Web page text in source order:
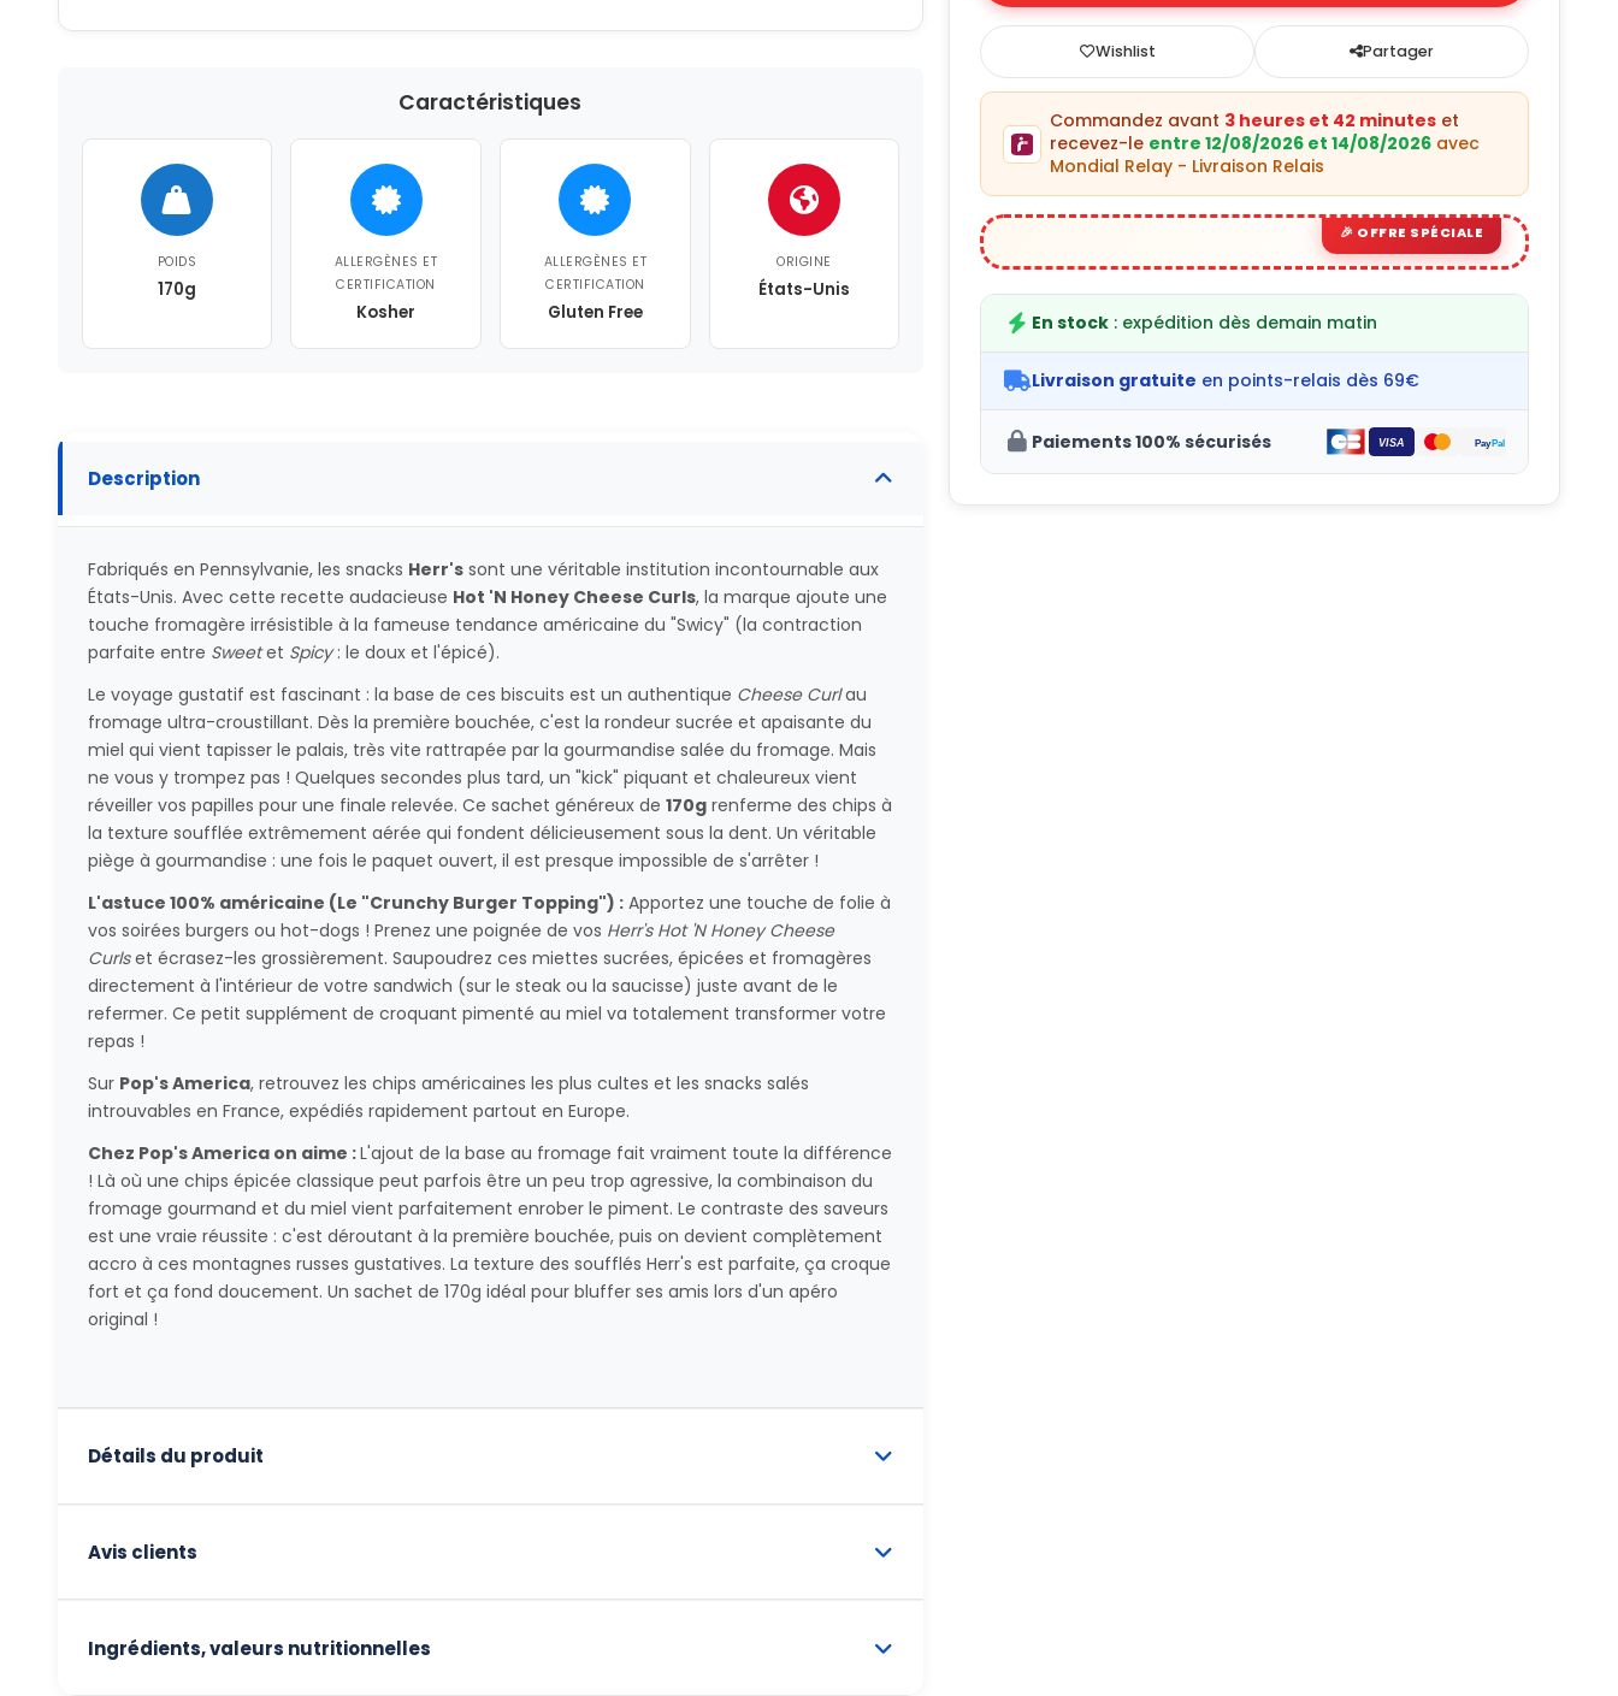
Caractéristiques
POIDS
170g
ALLERGÈNES ET
CERTIFICATION
Kosher
ALLERGÈNES ET
CERTIFICATION
Gluten Free
ORIGINE
États-Unis
Description
Fabriqués en Pennsylvanie, les snacks Herr'ssont une véritable institution incontournable aux
États-Unis. Avec cette recette audacieuse Hot 'N Honey Cheese Curls, la marque ajoute une
touche fromagère irrésistible à la fameuse tendance américaine du "Swicy" (la contraction
parfaite entre Sweetet Spicy: le doux et l'épicé).
Le voyage gustatif est fascinant : la base de ces biscuits est un authentique Cheese Curlau
fromage ultra-croustillant. Dès la première bouchée, c'est la rondeur sucrée et apaisante du
miel qui vient tapisser le palais, très vite rattrapée par la gourmandise salée du fromage. Mais
ne vous y trompez pas ! Quelques secondes plus tard, un "kick" piquant et chaleureux vient
réveiller vos papilles pour une finale relevée. Ce sachet généreux de 170grenferme des chips à
la texture soufflée extrêmement aérée qui fondent délicieusement sous la dent. Un véritable
piège à gourmandise : une fois le paquet ouvert, il est presque impossible de s'arrêter !
L'astuce 100% américaine (Le "Crunchy Burger Topping") :Apportez une touche de folie à
vos soirées burgers ou hot-dogs ! Prenez une poignée de vos Herr's Hot 'N Honey Cheese
Curlset écrasez-les grossièrement. Saupoudrez ces miettes sucrées, épicées et fromagères
directement à l'intérieur de votre sandwich (sur le steak ou la saucisse) juste avant de le
refermer. Ce petit supplément de croquant pimenté au miel va totalement transformer votre
repas !
Sur Pop's America, retrouvez les chips américaines les plus cultes et les snacks salés
introuvables en France, expédiés rapidement partout en Europe.
Chez Pop's America on aime :L'ajout de la base au fromage fait vraiment toute la différence
! Là où une chips épicée classique peut parfois être un peu trop agressive, la combinaison du
fromage gourmand et du miel vient parfaitement enrober le piment. Le contraste des saveurs
est une vraie réussite : c'est déroutant à la première bouchée, puis on devient complètement
accro à ces montagnes russes gustatives. La texture des soufflés Herr's est parfaite, ça croque
fort et ça fond doucement. Un sachet de 170g idéal pour bluffer ses amis lors d'un apéro
original !
Détails du produit
Avis clients
Ingrédients, valeurs nutritionnelles
Wishlist Partager
Commandez avant 3 heures et 42 minutes et
recevez-le entre 12/08/2026 et 14/08/2026 avec
Mondial Relay - Livraison Relais
En stock : expédition dès demain matin
Livraison gratuite en points-relais dès 69€
Paiements 100% sécurisés